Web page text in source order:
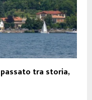
tra storia,